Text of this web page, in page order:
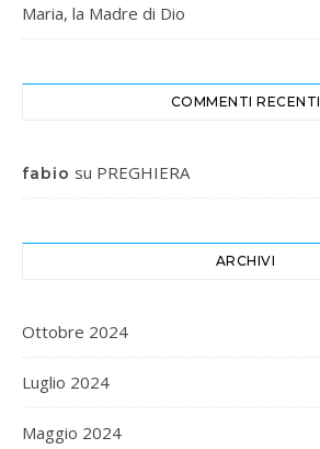
Maria, la Madre di Dio
COMMENTI RECENTI
fabio su PREGHIERA
ARCHIVI
Ottobre 2024
Luglio 2024
Maggio 2024